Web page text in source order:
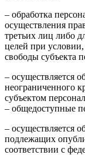
– обработка
осуществления
третьих лиц либо
целей при
свободы субъекта
– осуществляется
неограниченного
субъектом
– общедоступные
– осуществляется
подлежащих
соответствии с